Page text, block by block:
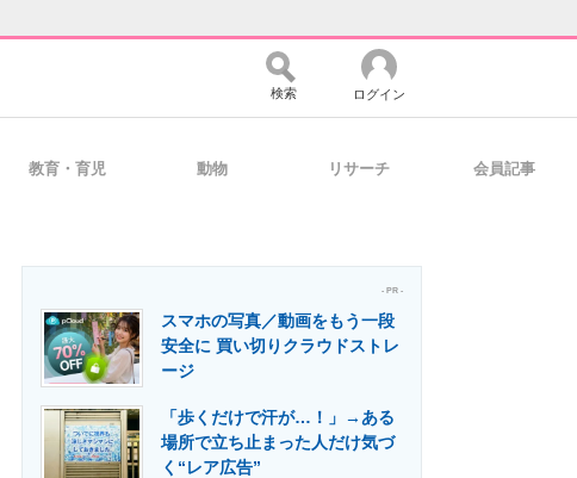
ーのコミュニティ マーケ×ITの今がよく分かる
導入・活用を支援
検索 ログイン
教育・育児 動物 リサーチ 会員記事
- PR -
スマホの写真／動画をもう一段
安全に 買い切りクラウドストレ
ージ
「歩くだけで汗が…！」→ある
場所で立ち止まった人だけ気づ
く“レア広告”